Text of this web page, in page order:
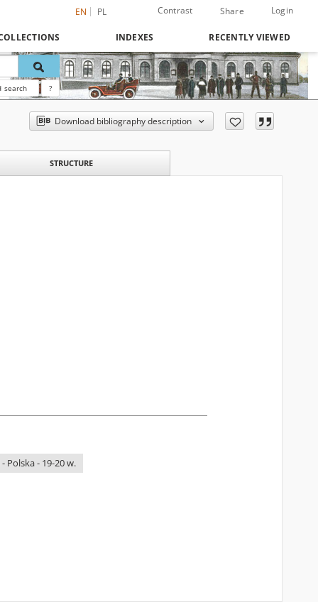
EN PL Contrast Share Login
INDEXES RECENTLY VIEWED
search ?
Download bibliography description
STRUCTURE
Polska - 19-20 w.